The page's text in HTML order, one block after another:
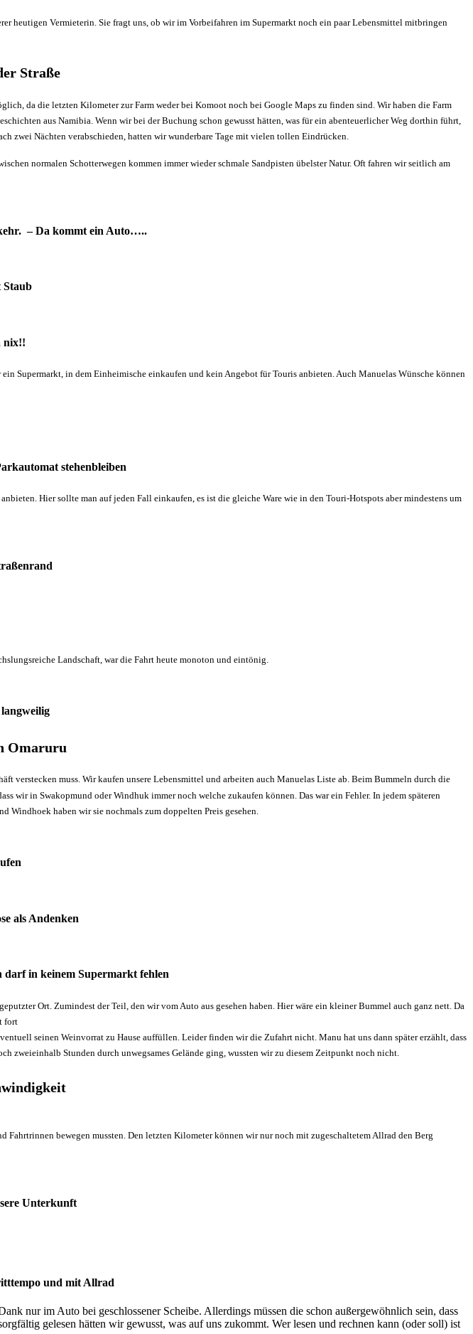
Vermieterin. Sie fragt uns, ob wir im Vorbeifahren im Supermarkt noch ein paar Lebensmittel mitbringen
Straße
da die letzten Kilometer zur Farm weder bei Komoot noch bei Google Maps zu finden sind. Wir haben die Farm
aus Namibia. Wenn wir bei der Buchung schon gewusst hätten, was für ein abenteuerlicher Weg dorthin führt,
zwei Nächten verabschieden, hatten wir wunderbare Tage mit vielen tollen Eindrücken.
normalen Schotterwegen kommen immer wieder schmale Sandpisten übelster Natur. Oft fahren wir seitlich am
– Da kommt ein Auto…..
Staub
nix!!
Supermarkt, in dem Einheimische einkaufen und kein Angebot für Touris anbieten. Auch Manuelas Wünsche können
stehenbleiben
Hier sollte man auf jeden Fall einkaufen, es ist die gleiche Ware wie in den Touri-Hotspots aber mindestens um
Landschaft, war die Fahrt heute monoton und eintönig.
Omaruru
verstecken muss. Wir kaufen unsere Lebensmittel und arbeiten auch Manuelas Liste ab. Beim Bummeln durch die
wir in Swakopmund oder Windhuk immer noch welche zukaufen können. Das war ein Fehler. In jedem späteren
Windhoek haben wir sie nochmals zum doppelten Preis gesehen.
als Andenken
in keinem Supermarkt fehlen
Ort. Zumindest der Teil, den wir vom Auto aus gesehen haben. Hier wäre ein kleiner Bummel auch ganz nett. Da
fort
seinen Weinvorrat zu Hause auffüllen. Leider finden wir die Zufahrt nicht. Manu hat uns dann später erzählt, dass
zweieinhalb Stunden durch unwegsames Gelände ging, wussten wir zu diesem Zeitpunkt noch nicht.
bewegen mussten. Den letzten Kilometer können wir nur noch mit zugeschaltetem Allrad den Berg
Unterkunft
und mit Allrad
nur im Auto bei geschlossener Scheibe. Allerdings müssen die schon außergewöhnlich sein, dass
gelesen hätten wir gewusst, was auf uns zukommt. Wer lesen und rechnen kann (oder soll) ist